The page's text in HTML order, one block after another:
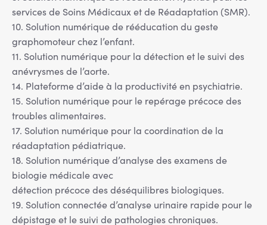
services de Soins Médicaux et de Réadaptation (SMR).
10. Solution numérique de rééducation du geste
graphomoteur chez l’enfant.
11. Solution numérique pour la détection et le suivi des
anévrysmes de l’aorte.
14. Plateforme d’aide à la productivité en psychiatrie.
15. Solution numérique pour le repérage précoce des
troubles alimentaires.
17. Solution numérique pour la coordination de la
réadaptation pédiatrique.
18. Solution numérique d’analyse des examens de
biologie médicale avec
détection précoce des déséquilibres biologiques.
19. Solution connectée d’analyse urinaire rapide pour le
dépistage et le suivi de pathologies chroniques.